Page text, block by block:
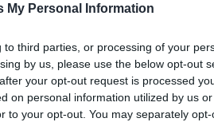
My Personal Information
third parties, or processing of your
by us, please use the below opt-out
your opt-out request is processed
on personal information utilized by us
to your opt-out. You may separately
il Manchester United
parlano chiaro: solo il
del United. Questo dato